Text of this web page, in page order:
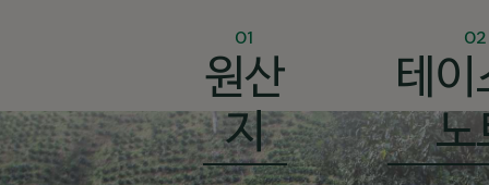
01
원산
지
02
테이
노